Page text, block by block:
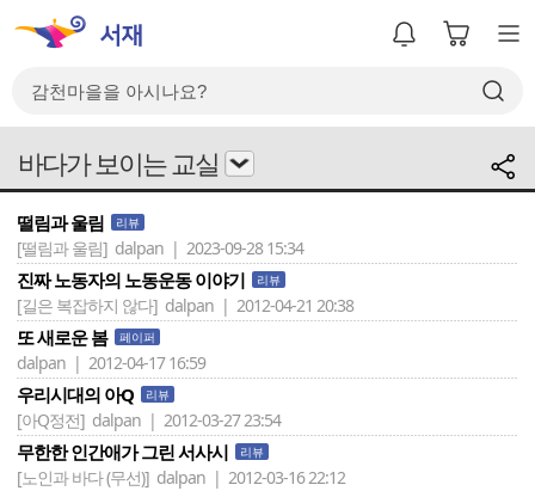
바다가 보이는 교실
떨림과 울림 리뷰
[떨림과 울림] dalpan | 2023-09-28 15:34
진짜 노동자의 노동운동 이야기 리뷰
[길은 복잡하지 않다] dalpan | 2012-04-21 20:38
또 새로운 봄 페이퍼
dalpan | 2012-04-17 16:59
우리시대의 아Q 리뷰
[아Q정전] dalpan | 2012-03-27 23:54
무한한 인간애가 그린 서사시 리뷰
[노인과 바다 (무선)] dalpan | 2012-03-16 22:12